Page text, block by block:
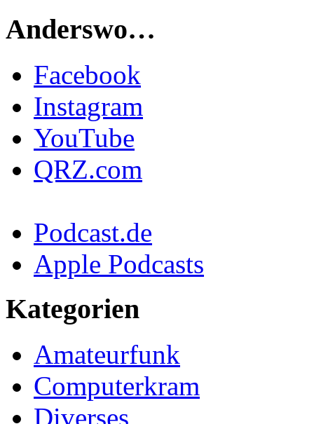
Anderswo…
Facebook
Instagram
YouTube
QRZ.com
Podcast.de
Apple Podcasts
Kategorien
Amateurfunk
Computerkram
Diverses